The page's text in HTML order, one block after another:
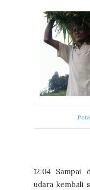
12:04 Sampai
udara kembali